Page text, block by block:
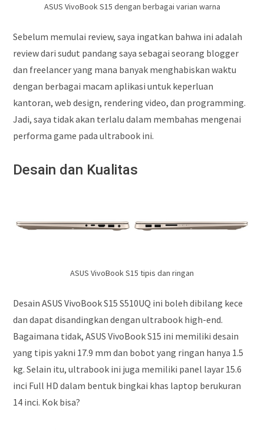
ASUS VivoBook S15 dengan berbagai varian warna
Sebelum memulai review, saya ingatkan bahwa ini adalah
review dari sudut pandang saya sebagai seorang blogger
dan freelancer yang mana banyak menghabiskan waktu
dengan berbagai macam aplikasi untuk keperluan
kantoran, web design, rendering video, dan programming.
Jadi, saya tidak akan terlalu dalam membahas mengenai
performa game pada ultrabook ini.
Desain dan Kualitas
ASUS VivoBook S15 tipis dan ringan
Desain ASUS VivoBook S15 S510UQ ini boleh dibilang kece
dan dapat disandingkan dengan ultrabook high-end.
Bagaimana tidak, ASUS VivoBook S15 ini memiliki desain
yang tipis yakni 17.9 mm dan bobot yang ringan hanya 1.5
kg. Selain itu, ultrabook ini juga memiliki panel layar 15.6
inci Full HD dalam bentuk bingkai khas laptop berukuran
14 inci. Kok bisa?